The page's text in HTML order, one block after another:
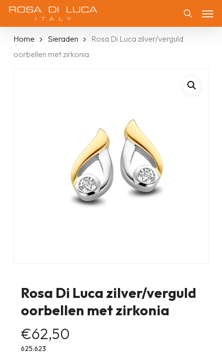
Skip
content
Home Sieraden
Rosa Di Luca zilver/verguld
oorbellen met zirkonia
Rosa Di Luca zilver/verguld
oorbellen met zirkonia
€62,50
625.623